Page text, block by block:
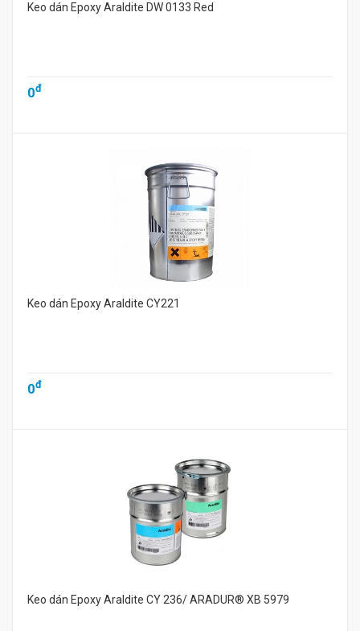
Keo dán Epoxy Araldite DW 0133 Red
0đ
Keo dán Epoxy Araldite CY221
0đ
Keo dán Epoxy Araldite CY 236/ ARADUR® XB 5979